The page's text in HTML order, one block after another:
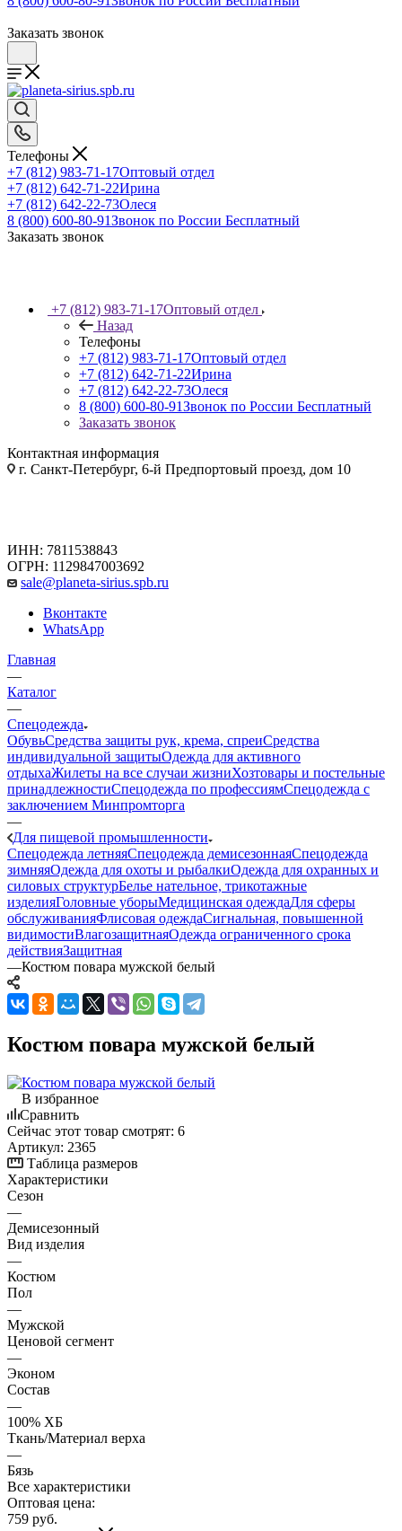
Заказать звонок
Телефоны
+7 (812) 983-71-17Оптовый отдел
+7 (812) 642-71-22Ирина
+7 (812) 642-22-73Олеся
8 (800) 600-80-91Звонок по России Бесплатный
Заказать звонок
+7 (812) 983-71-17Оптовый отдел
Назад
Телефоны
+7 (812) 983-71-17Оптовый отдел
+7 (812) 642-71-22Ирина
+7 (812) 642-22-73Олеся
8 (800) 600-80-91Звонок по России Бесплатный
Заказать звонок
Контактная информация
г. Санкт-Петербург, 6-й Предпортовый проезд, дом 10
ИНН: 7811538843
ОГРН: 1129847003692
sale@planeta-sirius.spb.ru
Вконтакте
WhatsApp
Главная
—
Каталог
—
Спецодежда
ОбувьСредства защиты рук, крема, спреиСредства
индивидуальной защитыОдежда для активного
отдыхаЖилеты на все случаи жизниХозтовары и постельные
принадлежностиСпецодежда по профессиямСпецодежда с
заключением Минпромторга
—
Для пищевой промышленности
Спецодежда летняяСпецодежда демисезоннаяСпецодежда
зимняяОдежда для охоты и рыбалкиОдежда для охранных и
силовых структурБелье нательное, трикотажные
изделияГоловные уборыМедицинская одеждаДля сферы
обслуживанияФлисовая одеждаСигнальная, повышенной
видимостиВлагозащитнаяОдежда ограниченного срока
действияЗащитная
—Костюм повара мужской белый
Костюм повара мужской белый
В избранное
Сравнить
Сейчас этот товар смотрят: 6
Артикул: 2365
Таблица размеров
Характеристики
Сезон
—
Демисезонный
Вид изделия
—
Костюм
Пол
—
Мужской
Ценовой сегмент
—
Эконом
Состав
—
100% ХБ
Ткань/Материал верха
—
Бязь
Все характеристики
Оптовая цена:
759 руб.